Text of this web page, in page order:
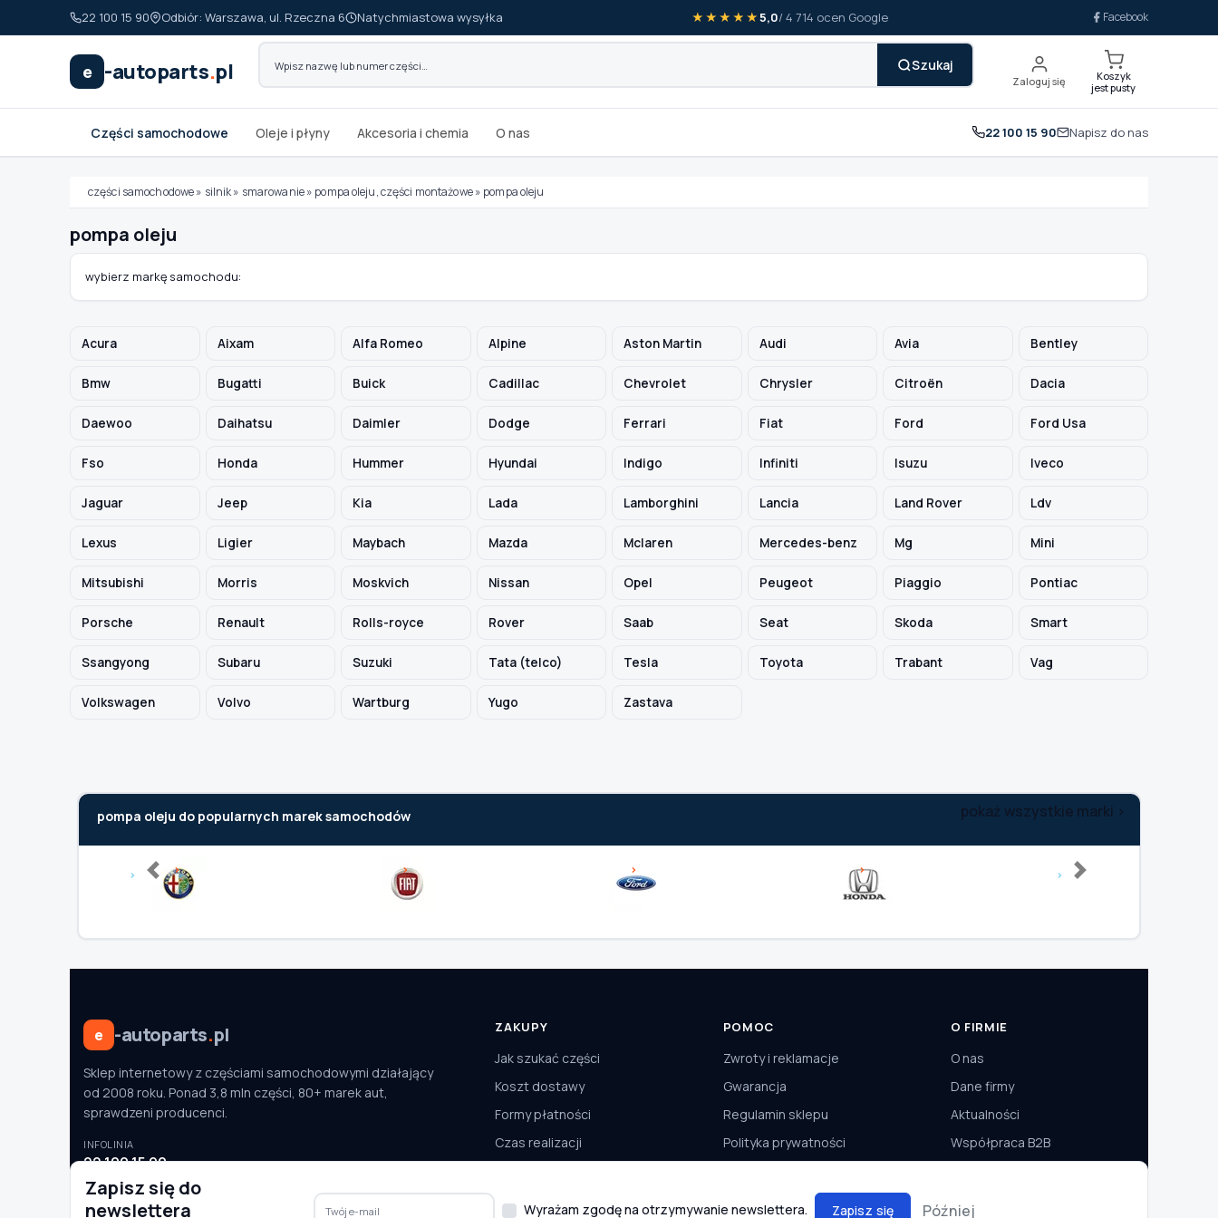
22 100 15 90 Odbiór: Warszawa, ul. Rzeczna 6 Natychmiastowa wysyłka ★★★★★5,0/ 4 714 ocen Google Facebook
e -autoparts.pl Szukaj
Zaloguj się
Koszyk
jest pusty
Części samochodowe Oleje i płyny Akcesoria i chemia O nas 22 100 15 90 Napisz do nas
Wybierz swój pojazd
MARKA
TYP / SILNIK
części samochodowe» silnik» smarowanie» pompa oleju, części montażowe» pompa oleju
pompa oleju
wybierz markę samochodu:
Acura Aixam Alfa Romeo Alpine Aston Martin Audi Avia Bentley
Bmw Bugatti Buick Cadillac Chevrolet Chrysler Citroën Dacia
Daewoo Daihatsu Daimler Dodge Ferrari Fiat Ford Ford Usa
Fso Honda Hummer Hyundai Indigo Infiniti Isuzu Iveco
Jaguar Jeep Kia Lada Lamborghini Lancia Land Rover Ldv
Lexus Ligier Maybach Mazda Mclaren Mercedes-benz Mg Mini
Mitsubishi Morris Moskvich Nissan Opel Peugeot Piaggio Pontiac
Porsche Renault Rolls-royce Rover Saab Seat Skoda Smart
Ssangyong Subaru Suzuki Tata (telco) Tesla Toyota Trabant Vag
Volkswagen Volvo Wartburg Yugo Zastava
pompa oleju do popularnych marek samochodów pokaż wszystkie marki >
Previous
e -autoparts.pl
Sklep internetowy z częściami samochodowymi działający
od 2008 roku. Ponad 3,8 mln części, 80+ marek aut,
sprawdzeni producenci.
INFOLINIA
22 100 15 90
pon.–pt. 9:00–16:00
ZAKUPY
Jak szukać części
Koszt dostawy
Formy płatności
Czas realizacji
POMOC
Zwroty i reklamacje
Gwarancja
Regulamin sklepu
Polityka prywatności
O FIRMIE
O nas
Dane firmy
Aktualności
Współpraca B2B
Zapisz się do
newslettera
Wyrażam zgodę na otrzymywanie newslettera. Zapisz się Później